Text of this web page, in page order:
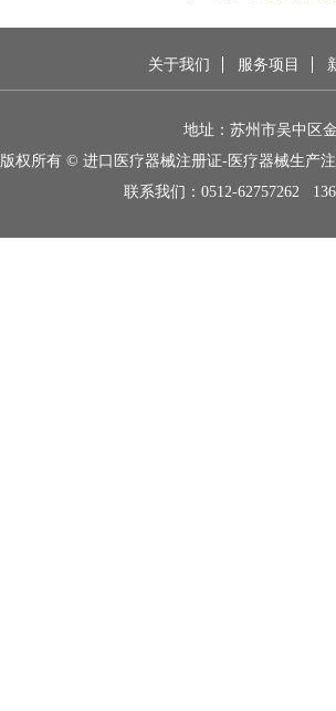
关于我们 服务项目
地址：苏州市吴中区
版权所有 © 进口医疗器械注册证-医疗器械生产
联系我们： 0512-62757262